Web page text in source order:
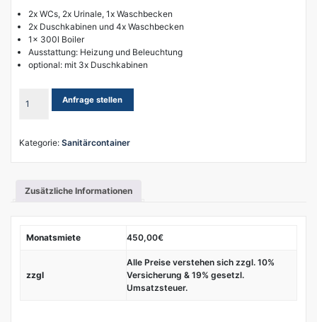
2x WCs, 2x Urinale, 1x Waschbecken
2x Duschkabinen und 4x Waschbecken
1x 300l Boiler
Ausstattung: Heizung und Beleuchtung
optional: mit 3x Duschkabinen
20'
WC
Anfrage stellen
Kategorie: Sanitärcontainer
Zusätzliche Informationen
Monatsmiete 450,00€
zzgl
Alle Preise verstehen sich zzgl. 10%
Versicherung & 19% gesetzl.
Umsatzsteuer.